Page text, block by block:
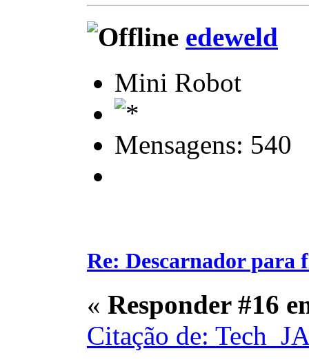
edeweld
Mini Robot
Mensagens: 540
Re: Descarnador para
« Responder #16
Citação de: